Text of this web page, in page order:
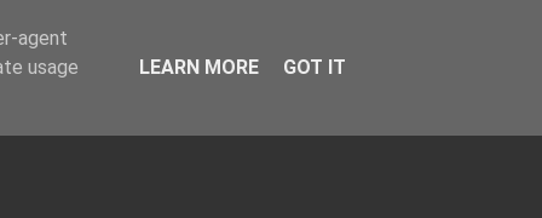
agent
usage
LEARN MORE GOT IT